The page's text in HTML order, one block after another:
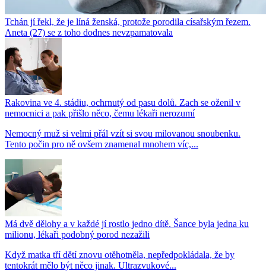
Tchán jí řekl, že je líná ženská, protože porodila císařským řezem.
Aneta (27) se z toho dodnes nevzpamatovala
Rakovina ve 4. stádiu, ochrnutý od pasu dolů. Zach se oženil v
nemocnici a pak přišlo něco, čemu lékaři nerozumí
Nemocný muž si velmi přál vzít si svou milovanou snoubenku.
Tento počin pro ně ovšem znamenal mnohem víc,...
Má dvě dělohy a v každé jí rostlo jedno dítě. Šance byla jedna ku
milionu, lékaři podobný porod nezažili
Když matka tří dětí znovu otěhotněla, nepředpokládala, že by
tentokrát mělo být něco jinak. Ultrazvukové...